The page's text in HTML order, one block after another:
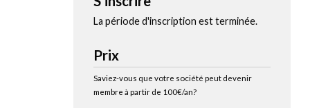
La période d'inscription est terminée.
Prix
Saviez-vous que votre société peut devenir
membre à partir de 100€/an?